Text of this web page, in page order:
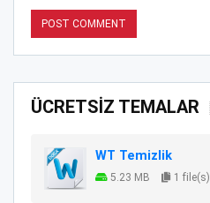
ÜCRETSİZ TEMALAR
WT Temizlik
5.23 MB 1 file(s)